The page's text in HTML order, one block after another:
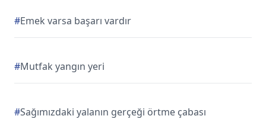
#Emek varsa başarı vardır
#Mutfak yangın yeri
#Sağımızdaki yalanın gerçeği örtme çabası